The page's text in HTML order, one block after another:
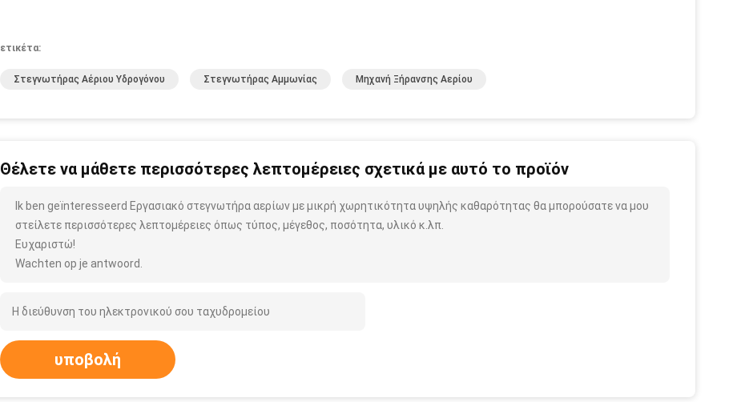
ετικέτα:
Στεγνωτήρας Αέριου Υδρογόνου Στεγνωτήρας Αμμωνίας Μηχανή Ξήρανσης Αερίου
Θέλετε να μάθετε περισσότερες λεπτομέρειες σχετικά με αυτό το προϊόν
Ik ben geïnteresseerd Εργασιακό στεγνωτήρα αερίων με μικρή χωρητικότητα υψηλής καθαρότητας θα μπορούσατε να μου
στείλετε περισσότερες λεπτομέρειες όπως τύπος, μέγεθος, ποσότητα, υλικό κ.λπ.
Ευχαριστώ!
Wachten op je antwoord.
υποβολή